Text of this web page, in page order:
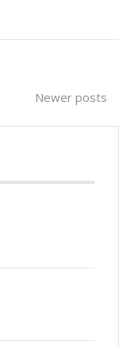
Newer posts